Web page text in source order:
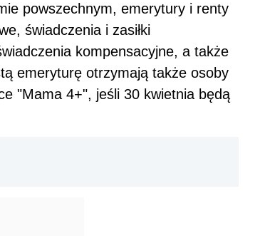
powszechnym, emerytury i renty
świadczenia i zasiłki
kompensacyjne, a także
emeryturę otrzymają także osoby
"Mama 4+", jeśli 30 kwietnia będą